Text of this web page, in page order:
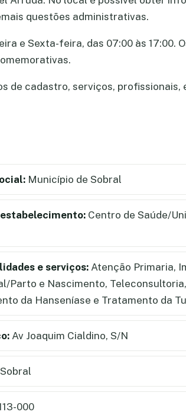
questões administrativas.
e Sexta-feira, das 07:00 às 17:00.
de cadastro, serviços, profissionais,
Município de Sobral
Centro de Saúde/
e serviços: Atenção Primaria,
Parto e Nascimento, Teleconsultoria,
da Hanseníase e Tratamento da
Av Joaquim Cialdino, S/N
Sobral
000